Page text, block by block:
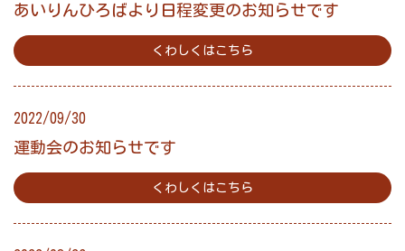
あいりんひろばより日程変更のお知らせです
くわしくはこちら
2022/09/30
運動会のお知らせです
くわしくはこちら